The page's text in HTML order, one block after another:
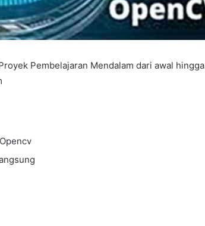
Pembelajaran Mendalam dari awal hingga